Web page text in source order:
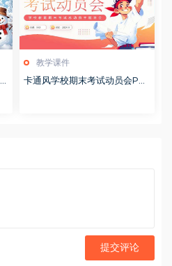
教学课件
卡通风学校期末考试动员会PP
提交评论